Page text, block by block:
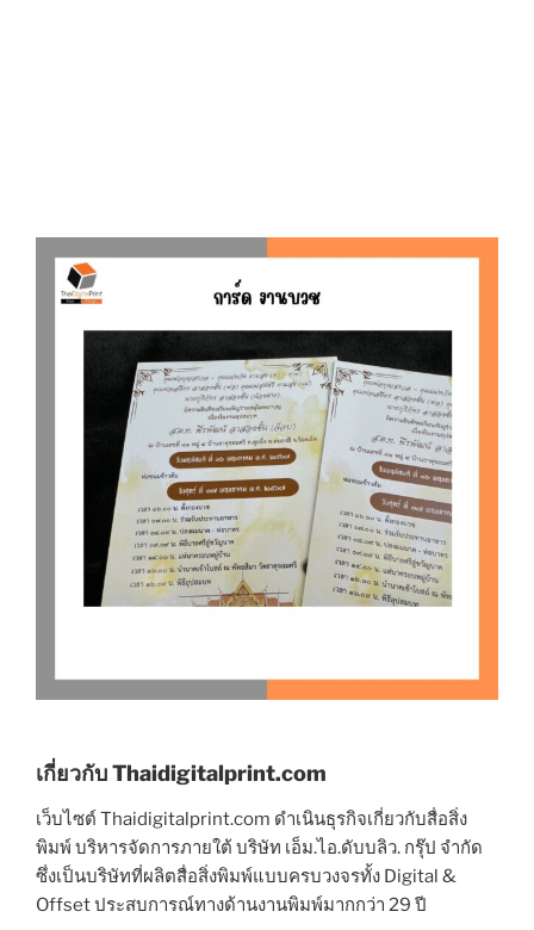
เกี่ยวกับ Thaidigitalprint.com
เว็บไซต์ Thaidigitalprint.com ดำเนินธุรกิจเกี่ยวกับสื่อสิ่ง
พิมพ์ บริหารจัดการภายใต้ บริษัท เอ็ม.ไอ.ดับบลิว. กรุ๊ป จำกัด
ซึ่งเป็นบริษัทที่ผลิตสื่อสิ่งพิมพ์แบบครบวงจรทั้ง Digital &
Offset ประสบการณ์ทางด้านงานพิมพ์มากกว่า 29 ปี